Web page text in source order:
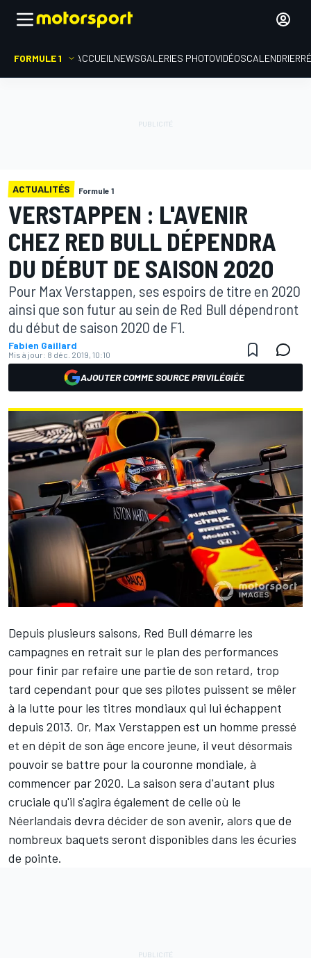
FORMULE 1 ACCUEIL NEWSGALERIES PHOTOVIDÉOSCALENDRIER
ACTUALITÉS Formule 1
VERSTAPPEN : L'AVENIR
CHEZ RED BULL DÉPENDRA
DU DÉBUT DE SAISON 2020
Pour Max Verstappen, ses espoirs de titre en 2020
ainsi que son futur au sein de Red Bull dépendront
du début de saison 2020 de F1.
Fabien Gaillard
Mis à jour: 8 déc. 2019, 10:10
AJOUTER COMME SOURCE PRIVILÉGIÉE
Depuis plusieurs saisons, Red Bull démarre les
campagnes en retrait sur le plan des performances
pour finir par refaire une partie de son retard, trop
tard cependant pour que ses pilotes puissent se mêler
à la lutte pour les titres mondiaux qui lui échappent
depuis 2013. Or, Max Verstappen est un homme pressé
et en dépit de son âge encore jeune, il veut désormais
pouvoir se battre pour la couronne mondiale, à
commencer par 2020. La saison sera d'autant plus
cruciale qu'il s'agira également de celle où le
Néerlandais devra décider de son avenir, alors que de
nombreux baquets seront disponibles dans les écuries
de pointe.